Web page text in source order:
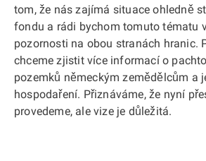
tom, že nás zajímá situace ohledně
fondu a rádi bychom tomuto tématu
pozornosti na obou stranách hranic.
chceme zjistit více informací o
pozemků německým zemědělcům a
hospodaření. Přiznáváme, že nyní
provedeme, ale vize je důležitá.